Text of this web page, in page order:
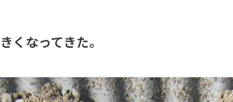
くなってきた。